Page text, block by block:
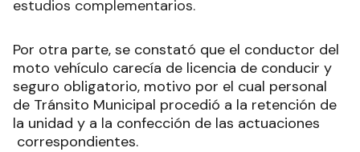
estudios complementarios.
Por otra parte, se constató que el conductor del
moto vehículo carecía de licencia de conducir y
seguro obligatorio, motivo por el cual personal
de Tránsito Municipal procedió a la retención de
la unidad y a la confección de las actuaciones
correspondientes.